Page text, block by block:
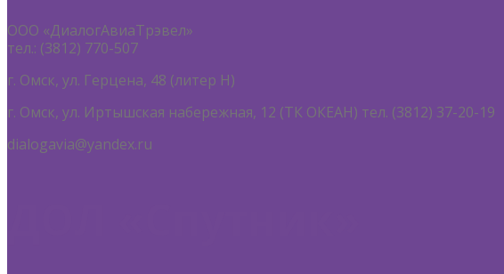
ООО «ДиалогАвиаТрэвел»
тел.: (3812) 770-507
г. Омск, ул. Герцена, 48 (литер Н)
г. Омск, ул. Иртышская набережная, 12 (ТК ОКЕАН) тел. (3812) 37-20-19
dialogavia@yandex.ru